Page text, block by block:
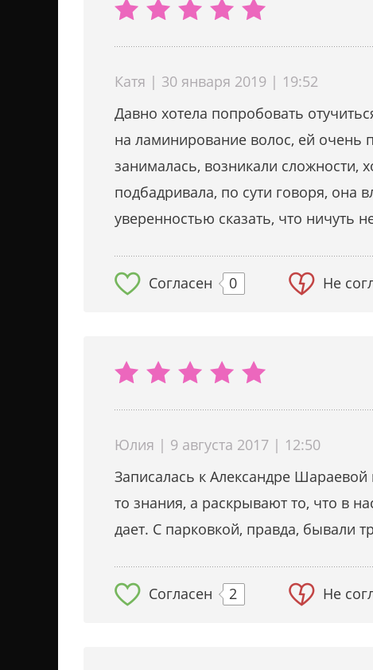
Катя | 30 января 2019 | 19:52
Давно хотела попробовать
на ламинирование волос, ей очень
занималась, возникали сложности,
подбадривала, по сути говоря, она
уверенностью сказать, что ничуть
Согласен 0 Не
Юлия | 9 августа 2017 | 12:50
Записалась к Александре
то знания, а раскрывают то, что в
дает. С парковкой, правда, бывали
Согласен 2 Не